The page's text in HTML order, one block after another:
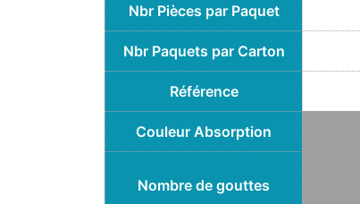
Nbr Pièces par Paquet
Nbr Paquets par Carton
Référence
Couleur Absorption
Nombre de gouttes